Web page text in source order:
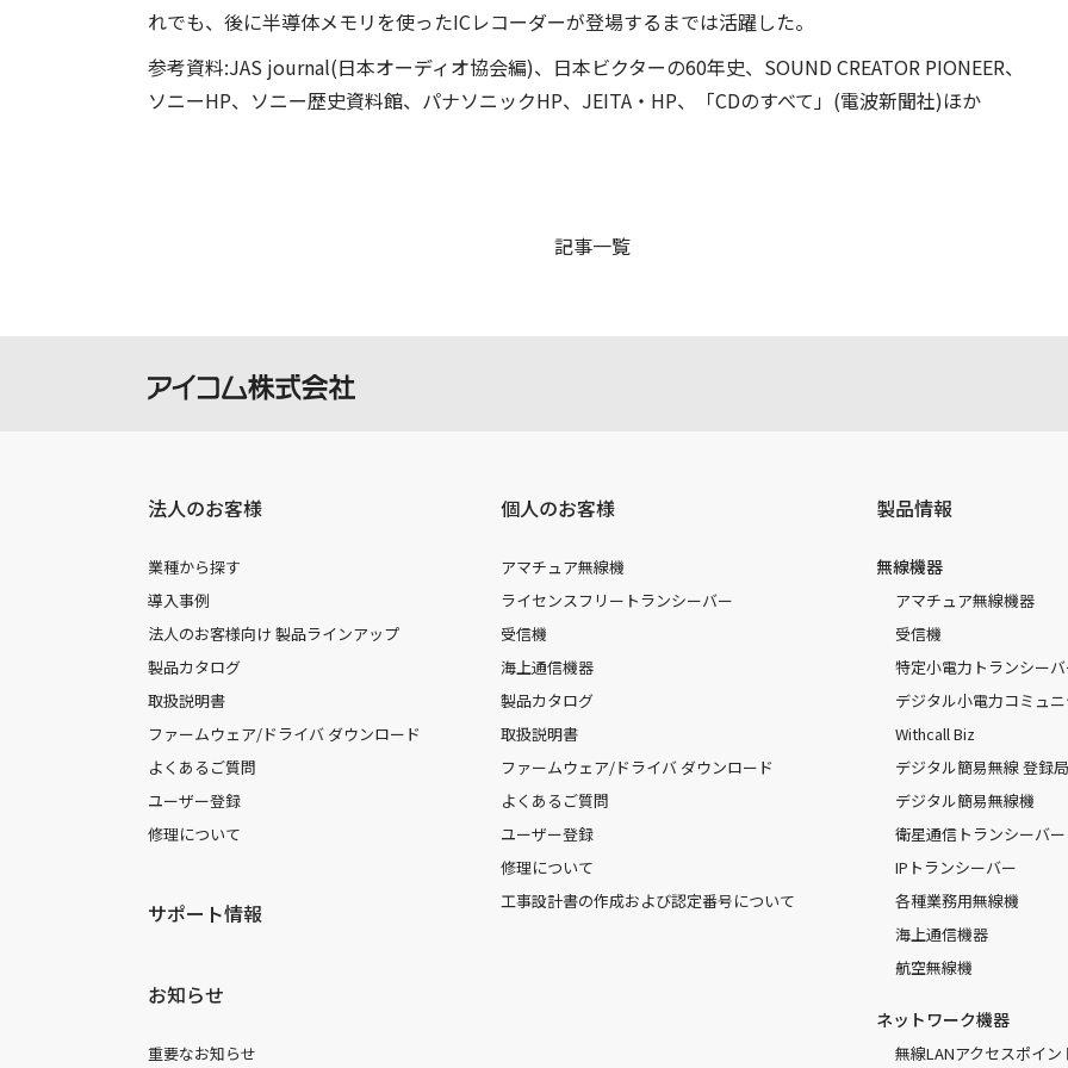
れでも、後に半導体メモリを使ったICレコーダーが登場するまでは活躍した。
参考資料:JAS journal(日本オーディオ協会編)、日本ビクターの60年史、SOUND CREATOR PIONEER、
ソニーHP、ソニー歴史資料館、パナソニックHP、JEITA・HP、「CDのすべて」(電波新聞社)ほか
記事一覧
法人のお客様
業種から探す
導入事例
法人のお客様向け 製品ラインアップ
製品カタログ
取扱説明書
ファームウェア/ドライバ ダウンロード
よくあるご質問
ユーザー登録
修理について
サポート情報
お知らせ
重要なお知らせ
個人のお客様
アマチュア無線機
ライセンスフリートランシーバー
受信機
海上通信機器
製品カタログ
取扱説明書
ファームウェア/ドライバ ダウンロード
よくあるご質問
ユーザー登録
修理について
工事設計書の作成および認定番号について
製品情報
無線機器
アマチュア無線機器
受信機
特定小電力トランシー
デジタル小電力コミュ
Withcall Biz
デジタル簡易無線 登録
デジタル簡易無線機
衛星通信トランシーバー
IPトランシーバー
各種業務用無線機
海上通信機器
航空無線機
ネットワーク機器
無線LANアクセスポイン